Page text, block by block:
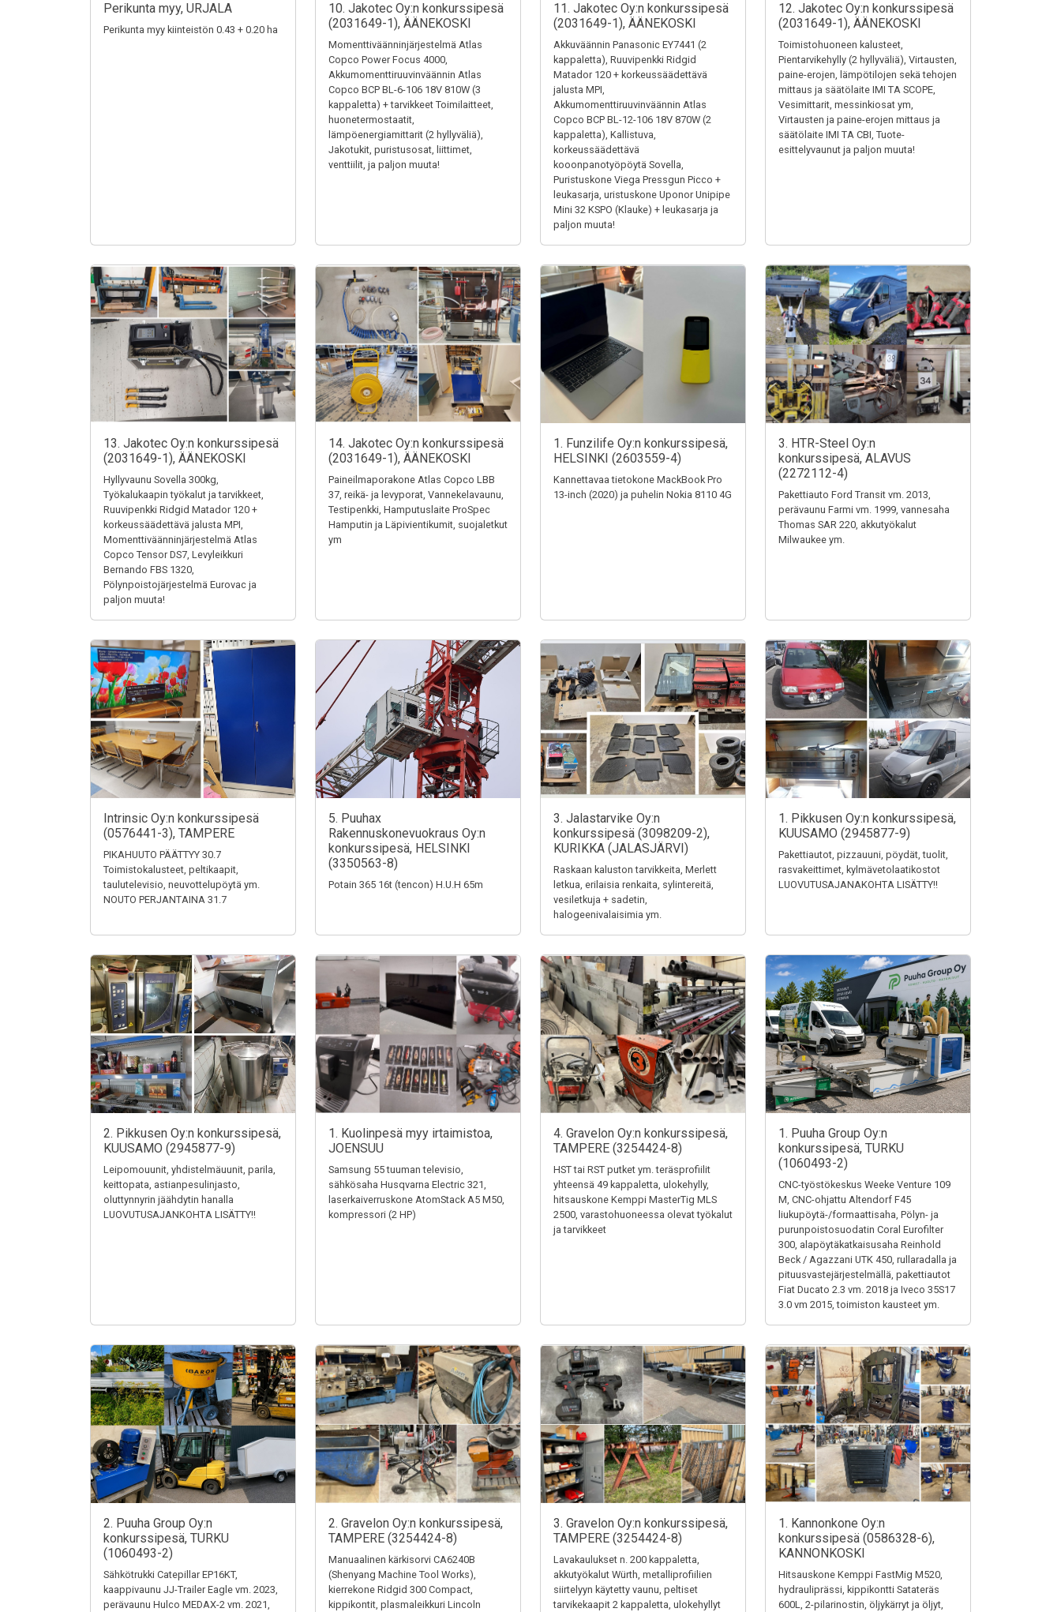
Perikunta myy, URJALA
Perikunta myy kiinteistön 0.43 + 0.20 ha
10. Jakotec Oy:n konkurssipesä
(2031649-1), ÄÄNEKOSKI
Momenttiväänninjärjestelmä Atlas
Copco Power Focus 4000,
Akkumomenttiruuvinväännin Atlas
Copco BCP BL-6-106 18V 810W (3
kappaletta) + tarvikkeet Toimilaitteet,
huonetermostaatit,
lämpöenergiamittarit (2 hyllyväliä),
Jakotukit, puristusosat, liittimet,
venttiilit, ja paljon muuta!
11. Jakotec Oy:n konkurssipesä
(2031649-1), ÄÄNEKOSKI
Akkuväännin Panasonic EY7441 (2
kappaletta), Ruuvipenkki Ridgid
Matador 120 + korkeussäädettävä
jalusta MPI,
Akkumomenttiruuvinväännin Atlas
Copco BCP BL-12-106 18V 870W (2
kappaletta), Kallistuva,
korkeussäädettävä
kooonpanotyöpöytä Sovella,
Puristuskone Viega Pressgun Picco +
leukasarja, uristuskone Uponor Unipipe
Mini 32 KSPO (Klauke) + leukasarja ja
paljon muuta!
12. Jakotec Oy:n konkurssipesä
(2031649-1), ÄÄNEKOSKI
Toimistohuoneen kalusteet,
Pientarvikehylly (2 hyllyväliä), Virtausten,
paine-erojen, lämpötilojen sekä tehojen
mittaus ja säätölaite IMI TA SCOPE,
Vesimittarit, messinkiosat ym,
Virtausten ja paine-erojen mittaus ja
säätölaite IMI TA CBI, Tuote-
esittelyvaunut ja paljon muuta!
13. Jakotec Oy:n konkurssipesä
(2031649-1), ÄÄNEKOSKI
Hyllyvaunu Sovella 300kg,
Työkalukaapin työkalut ja tarvikkeet,
Ruuvipenkki Ridgid Matador 120 +
korkeussäädettävä jalusta MPI,
Momenttiväänninjärjestelmä Atlas
Copco Tensor DS7, Levyleikkuri
Bernando FBS 1320,
Pölynpoistojärjestelmä Eurovac ja
paljon muuta!
14. Jakotec Oy:n konkurssipesä
(2031649-1), ÄÄNEKOSKI
Paineilmaporakone Atlas Copco LBB
37, reikä- ja levyporat, Vannekelavaunu,
Testipenkki, Hamputuslaite ProSpec
Hamputin ja Läpivientikumit, suojaletkut
ym
1. Funzilife Oy:n konkurssipesä,
HELSINKI (2603559-4)
Kannettavaa tietokone MackBook Pro
13-inch (2020) ja puhelin Nokia 8110 4G
3. HTR-Steel Oy:n
konkurssipesä, ALAVUS
(2272112-4)
Pakettiauto Ford Transit vm. 2013,
perävaunu Farmi vm. 1999, vannesaha
Thomas SAR 220, akkutyökalut
Milwaukee ym.
Intrinsic Oy:n konkurssipesä
(0576441-3), TAMPERE
PIKAHUUTO PÄÄTTYY 30.7
Toimistokalusteet, peltikaapit,
taulutelevisio, neuvottelupöytä ym.
NOUTO PERJANTAINA 31.7
5. Puuhax
Rakennuskonevuokraus Oy:n
konkurssipesä, HELSINKI
(3350563-8)
Potain 365 16t (tencon) H.U.H 65m
3. Jalastarvike Oy:n
konkurssipesä (3098209-2),
KURIKKA (JALASJÄRVI)
Raskaan kaluston tarvikkeita, Merlett
letkua, erilaisia renkaita, sylintereitä,
vesiletkuja + sadetin,
halogeenivalaisimia ym.
1. Pikkusen Oy:n konkurssipesä,
KUUSAMO (2945877-9)
Pakettiautot, pizzauuni, pöydät, tuolit,
rasvakeittimet, kylmävetolaatikostot
LUOVUTUSAJANAKOHTA LISÄTTY!!
2. Pikkusen Oy:n konkurssipesä,
KUUSAMO (2945877-9)
Leipomouunit, yhdistelmäuunit, parila,
keittopata, astianpesulinjasto,
oluttynnyrin jäähdytin hanalla
LUOVUTUSAJANKOHTA LISÄTTY!!
1. Kuolinpesä myy irtaimistoa,
JOENSUU
Samsung 55 tuuman televisio,
sähkösaha Husqvarna Electric 321,
laserkaiverruskone AtomStack A5 M50,
kompressori (2 HP)
4. Gravelon Oy:n konkurssipesä,
TAMPERE (3254424-8)
HST tai RST putket ym. teräsprofiilit
yhteensä 49 kappaletta, ulokehylly,
hitsauskone Kemppi MasterTig MLS
2500, varastohuoneessa olevat työkalut
ja tarvikkeet
1. Puuha Group Oy:n
konkurssipesä, TURKU
(1060493-2)
CNC-työstökeskus Weeke Venture 109
M, CNC-ohjattu Altendorf F45
liukupöytä-/formaattisaha, Pölyn- ja
purunpoistosuodatin Coral Eurofilter
300, alapöytäkatkaisusaha Reinhold
Beck / Agazzani UTK 450, rullaradalla ja
pituusvastejärjestelmällä, pakettiautot
Fiat Ducato 2.3 vm. 2018 ja Iveco 35S17
3.0 vm 2015, toimiston kausteet ym.
2. Puuha Group Oy:n
konkurssipesä, TURKU
(1060493-2)
Sähkötrukki Catepillar EP16KT,
kaappivaunu JJ-Trailer Eagle vm. 2023,
perävaunu Hulco MEDAX-2 vm. 2021,
2. Gravelon Oy:n konkurssipesä,
TAMPERE (3254424-8)
Manuaalinen kärkisorvi CA6240B
(Shenyang Machine Tool Works),
kierrekone Ridgid 300 Compact,
kippikontit, plasmaleikkuri Lincoln
3. Gravelon Oy:n konkurssipesä,
TAMPERE (3254424-8)
Lavakaulukset n. 200 kappaletta,
akkutyökalut Würth, metalliprofiilien
siirtelyyn käytetty vaunu, peltiset
tarvikekaapit 2 kappaletta, ulokehyllyt
1. Kannonkone Oy:n
konkurssipesä (0586328-6),
KANNONKOSKI
Hitsauskone Kemppi FastMig M520,
hydrauliprässi, kippikontti Satateräs
600L, 2-pilarinostin, öljykärryt ja öljyt,